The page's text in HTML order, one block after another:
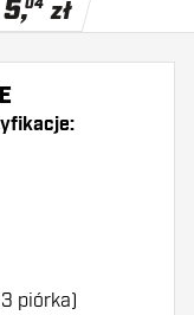
5,04 zł
piórka)